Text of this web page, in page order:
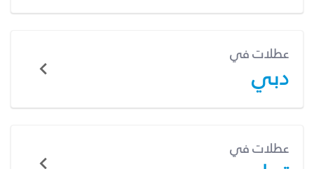
عطلات في
دبي
عطلات في